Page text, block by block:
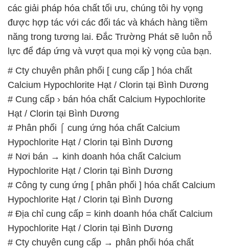
các giải pháp hóa chất tối ưu, chúng tôi hy vọng
được hợp tác với các đối tác và khách hàng tiềm
năng trong tương lai. Đắc Trường Phát sẽ luôn nỗ
lực để đáp ứng và vượt qua mọi kỳ vọng của bạn.
# Cty chuyên phân phối [ cung cấp ] hóa chất
Calcium Hypochlorite Hạt / Clorin tại Bình Dương
# Cung cấp › bán hóa chất Calcium Hypochlorite
Hạt / Clorin tại Bình Dương
# Phân phối ⌠ cung ứng hóa chất Calcium
Hypochlorite Hạt / Clorin tại Bình Dương
# Nơi bán → kinh doanh hóa chất Calcium
Hypochlorite Hạt / Clorin tại Bình Dương
# Công ty cung ứng [ phân phối ] hóa chất Calcium
Hypochlorite Hạt / Clorin tại Bình Dương
# Địa chỉ cung cấp = kinh doanh hóa chất Calcium
Hypochlorite Hạt / Clorin tại Bình Dương
# Cty chuyên cung cấp → phân phối hóa chất